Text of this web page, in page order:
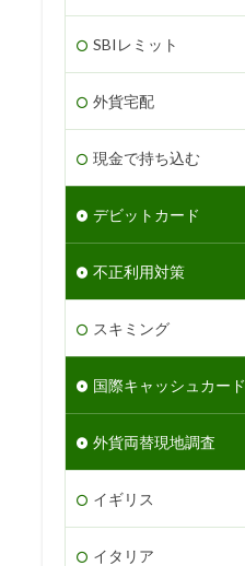
SBIレミット
外貨宅配
現金で持ち込む
デビットカード
不正利用対策
スキミング
国際キャッシュカード
外貨両替現地調査
イギリス
イタリア